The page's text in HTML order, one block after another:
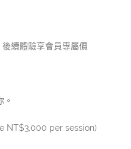
續體驗享會員專屬價
NT$3,000 per session)